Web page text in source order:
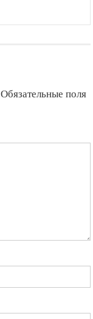
Обязательные поля